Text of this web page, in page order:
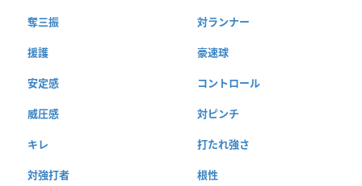
奪三振 対ランナー
援護 豪速球
安定感 コントロール
威圧感 対ピンチ
キレ 打たれ強さ
対強打者 根性